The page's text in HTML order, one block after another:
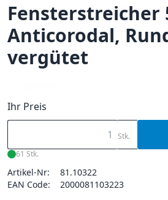
Fensterstreicher
Anticorodal,
vergütet
Ihr Preis
Stk.
61 Stk.
Artikel-Nr:
81.10322
EAN Code:
2000081103223